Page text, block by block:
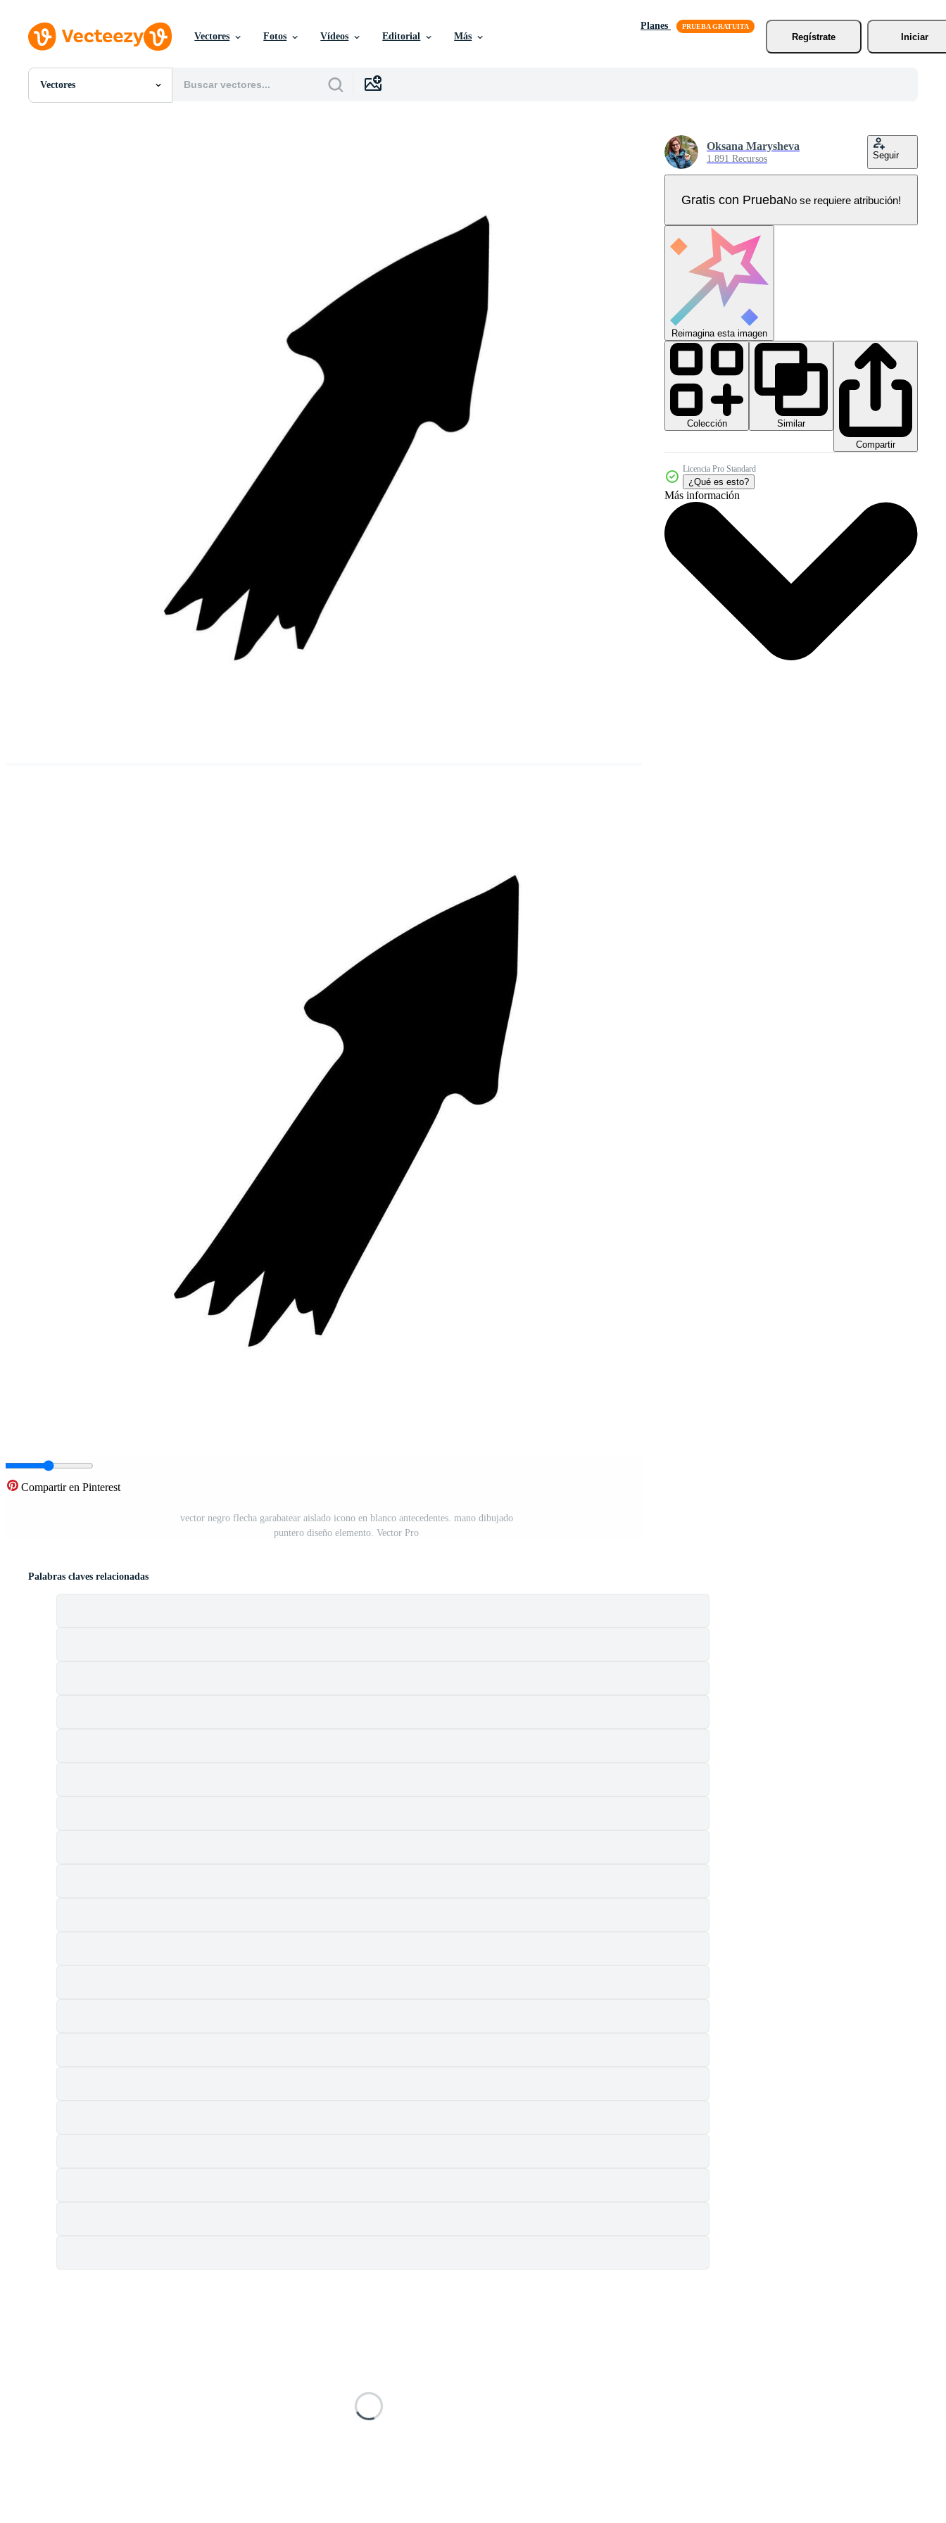
Vectores Fotos Vídeos Editorial Más
Planes
Regístrate
Iniciar
Vectores
Todas Imágenes
Compartir en Pinterest
vector negro flecha garabatear aislado icono en blanco antecedentes. mano dibujado
puntero diseño elemento. Vector Pro
Oksana Marysheva
1.891 Recursos Seguir
Gratis con PruebaNo se requiere atribución!
Reimagina esta imagen
Colección
Similar
Compartir
Licencia Pro Standard
¿Qué es esto?
Más información
Palabras claves relacionadas